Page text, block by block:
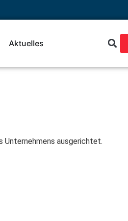
Aktuelles
Unternehmens ausgerichtet.